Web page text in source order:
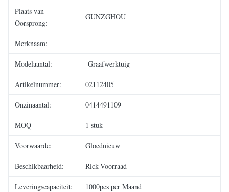
Plaats van
Oorsprong:
GUNZGHOU
Merknaam:
Modelaantal: -Graafwerktuig
Artikelnummer: 02112405
Onzinaantal: 0414491109
MOQ 1 stuk
Voorwaarde: Gloednieuw
Beschikbaarheid: Rick-Voorraad
Leveringscapaciteit: 1000pcs per Maand